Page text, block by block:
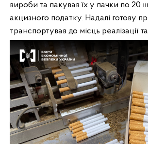
вироби та пакував їх у пачки по 20
акцизного податку. Надалі готову
транспортував до місць реалізації